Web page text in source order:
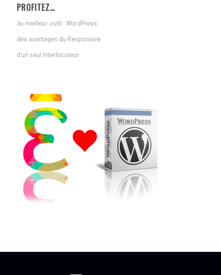
PROFITEZ…
du meilleur outil : WordPress
des avantages du Responsive
d’un seul interlocuteur